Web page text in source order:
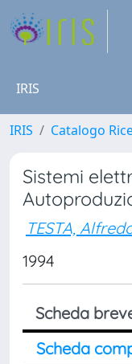
IRIS
IRIS Catalogo
Sistemi
TESTA,
1994
Scheda
Scheda